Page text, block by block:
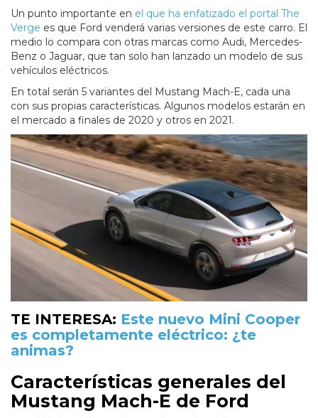
Un punto importante en el que ha enfatizado el portal The
Verge es que Ford venderá varias versiones de este carro. El
medio lo compara con otras marcas como Audi, Mercedes-
Benz o Jaguar, que tan solo han lanzado un modelo de sus
vehículos eléctricos.
En total serán 5 variantes del Mustang Mach-E, cada una
con sus propias características. Algunos modelos estarán en
el mercado a finales de 2020 y otros en 2021.
TE INTERESA: Este nuevo Mini Cooper
es completamente eléctrico: ¿te
animas?
Características generales del
Mustang Mach-E de Ford